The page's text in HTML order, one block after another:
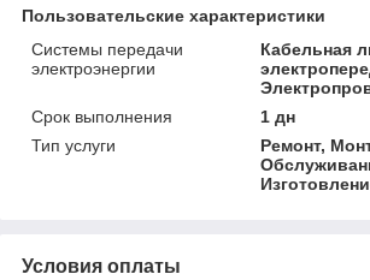
Пользовательские характеристики
Системы передачи
электроэнергии
Кабельная
Срок выполнения
1 дн
Тип услуги
Ремонт,
Условия оплаты